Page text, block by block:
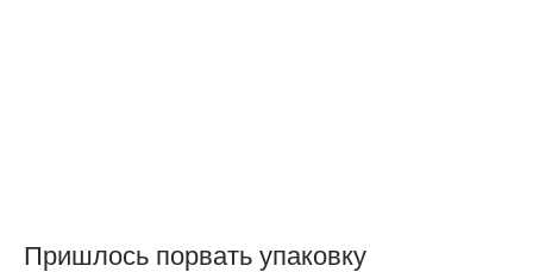
Пришлось порвать упаковку